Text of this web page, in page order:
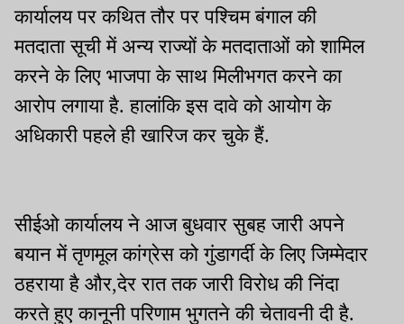
कार्यालय पर कथित तौर पर पश्चिम बंगाल की
मतदाता सूची में अन्य राज्यों के मतदाताओं को शामिल
करने के लिए भाजपा के साथ मिलीभगत करने का
आरोप लगाया है. हालांकि इस दावे को आयोग के
अधिकारी पहले ही खारिज कर चुके हैं.
सीईओ कार्यालय ने आज बुधवार सुबह जारी अपने
बयान में तृणमूल कांग्रेस को गुंडागर्दी के लिए जिम्मेदार
ठहराया है और,देर रात तक जारी विरोध की निंदा
करते हुए कानूनी परिणाम भुगतने की चेतावनी दी है.